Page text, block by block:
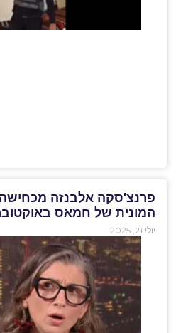
פרנצ'סקה אלבנזה מכחישה
המונית של חמאס באוקטובר
יולי 21, 2025